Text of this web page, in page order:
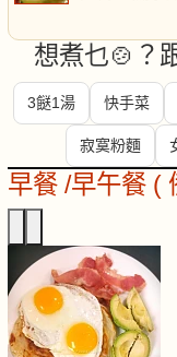
想煮乜🍲？
3餸1湯 快手菜
寂寞粉麵
早餐 /早午餐 (